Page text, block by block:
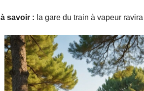
savoir : la gare du train à vapeur